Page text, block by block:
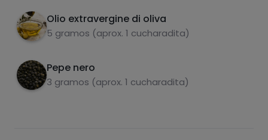
Olio extravergine di oliva
5 gramos (aprox. 1 cucharadita)
Pepe nero
3 gramos (aprox. 1 cucharadita)
grassi
zuccheri grassi saturi